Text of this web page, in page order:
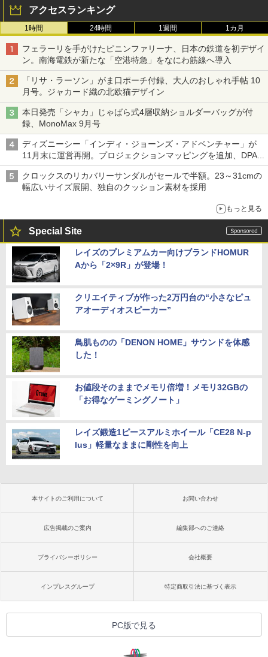
アクセスランキング
1時間 24時間 1週間 1カ月
フェラーリを手がけたピニンファリーナ、日本の鉄道を初デザイ
ン。南海電鉄が新たな「空港特急」をなにわ筋線へ導入
「リサ・ラーソン」がま口ポーチ付録、大人のおしゃれ手帖 10
月号。ジャカード織の北欧猫デザイン
本日発売「シャカ」じゃばら式4層収納ショルダーバッグが付
録、MonoMax 9月号
ディズニーシー「インディ・ジョーンズ・アドベンチャー」が
11月末に運営再開。プロジェクションマッピングを追加、DPA
は1500円
クロックスのリカバリーサンダルがセールで半額。23～31cmの
幅広いサイズ展開、独自のクッション素材を採用
もっと見る
Special Site
レイズのプレミアムカー向けブランドHOMUR
Aから「2×9R」が登場！
クリエイティブが作った2万円台の“小さなピュ
アオーディオスピーカー”
鳥肌ものの「DENON HOME」サウンドを体感
した！
お値段そのままでメモリ倍増！メモリ32GBの
「お得なゲーミングノート」
レイズ鍛造1ピースアルミホイール「CE28 N-p
lus」軽量なままに剛性を向上
本サイトのご利用について お問い合わせ
広告掲載のご案内 編集部へのご連絡
プライバシーポリシー 会社概要
インプレスグループ 特定商取引法に基づく表示
PC版で見る